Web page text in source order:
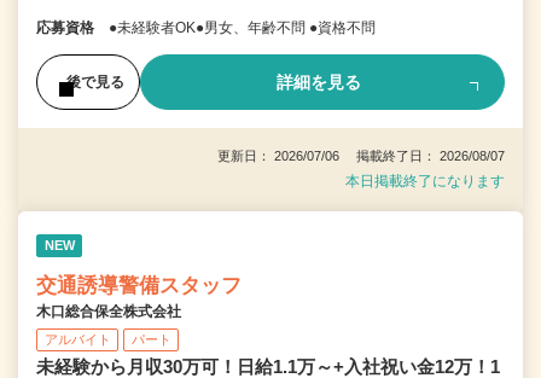
応募資格 ●未経験者OK●男女、年齢不問 ●資格不問
後で見る 詳細を見る
更新日： 2026/07/06 掲載終了日： 2026/08/07
本日掲載終了になります
NEW
交通誘導警備スタッフ
木口総合保全株式会社
アルバイト パート
未経験から月収30万可！日給1.1万～+入社祝い金12万！1